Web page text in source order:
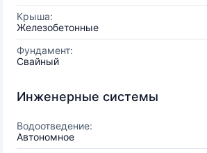
Крыша:
Железобетонные
Фундамент:
Свайный
Инженерные системы
Водоотведение:
Автономное